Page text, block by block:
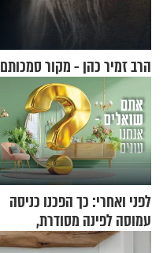
הרב זמיר כהן - מקור
לפני ואחרי: כך הפכנו כניסה
עמוסה לפינה מסודרת,
שימושית ומזמינה